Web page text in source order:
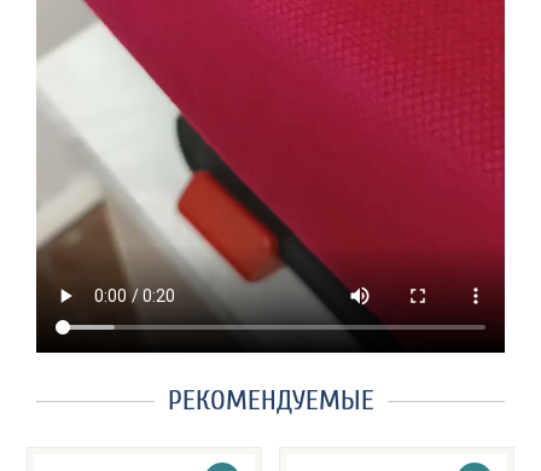
РЕКОМЕНДУЕМЫЕ